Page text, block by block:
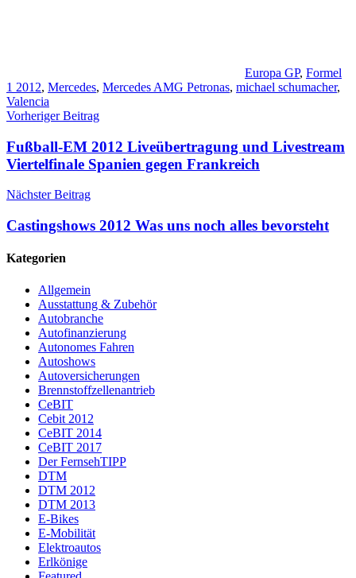
Europa GP, Formel
1 2012, Mercedes, Mercedes AMG Petronas, michael schumacher,
Valencia
Beitragsnavigation
Vorheriger Beitrag
Fußball-EM 2012 Liveübertragung und Livestream
Viertelfinale Spanien gegen Frankreich
Nächster Beitrag
Castingshows 2012 Was uns noch alles bevorsteht
Kategorien
Allgemein
Ausstattung & Zubehör
Autobranche
Autofinanzierung
Autonomes Fahren
Autoshows
Autoversicherungen
Brennstoffzellenantrieb
CeBIT
Cebit 2012
CeBIT 2014
CeBIT 2017
Der FernsehTIPP
DTM
DTM 2012
DTM 2013
E-Bikes
E-Mobilität
Elektroautos
Erlkönige